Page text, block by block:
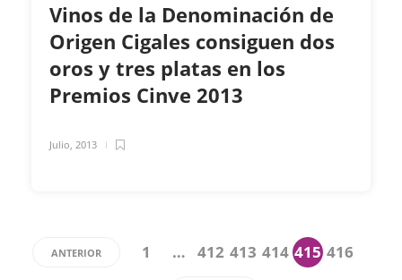
Vinos de la Denominación de
Origen Cigales consiguen dos
oros y tres platas en los
Premios Cinve 2013
Julio, 2013
ANTERIOR 1 … 412 413 414 415 416